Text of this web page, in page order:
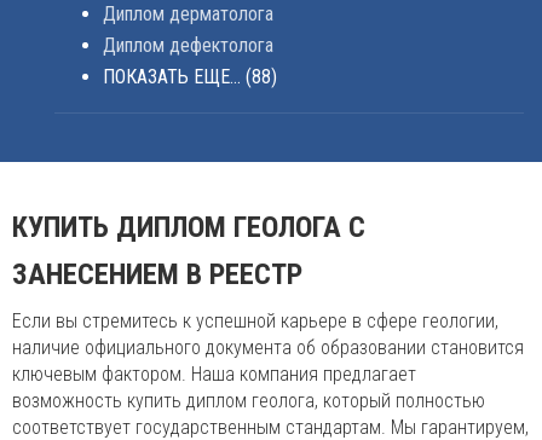
Диплом дерматолога
Диплом дефектолога
ПОКАЗАТЬ ЕЩЕ... (88)
КУПИТЬ ДИПЛОМ ГЕОЛОГА С
ЗАНЕСЕНИЕМ В РЕЕСТР
Если вы стремитесь к успешной карьере в сфере геологии,
наличие официального документа об образовании становится
ключевым фактором. Наша компания предлагает
возможность купить диплом геолога, который полностью
соответствует государственным стандартам. Мы гарантируем,